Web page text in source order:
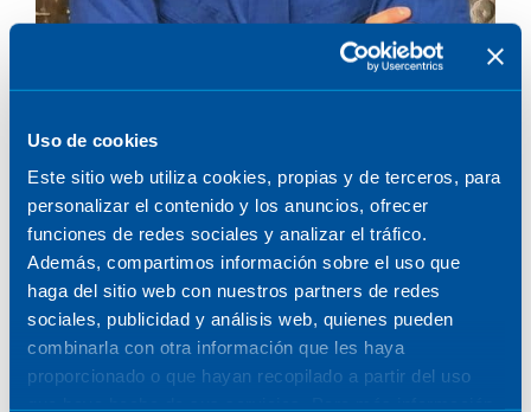
Uso de cookies
Este sitio web utiliza cookies, propias y de terceros, para
personalizar el contenido y los anuncios, ofrecer
funciones de redes sociales y analizar el tráfico.
Además, compartimos información sobre el uso que
haga del sitio web con nuestros partners de redes
sociales, publicidad y análisis web, quienes pueden
combinarla con otra información que les haya
proporcionado o que hayan recopilado a partir del uso
Moje zainteresowanie
przemysłem kosmicznym
wywodzi się z wrodzonej
ciekawości” – Przemysław
Rudziński